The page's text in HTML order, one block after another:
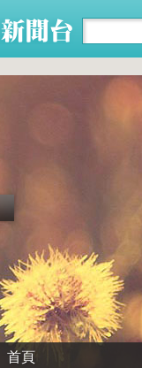
首頁